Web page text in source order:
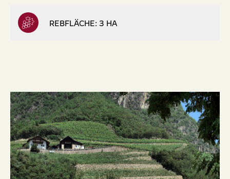
REBFLÄCHE: 3 HA